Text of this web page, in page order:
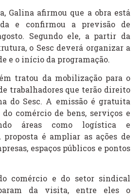
Galina afirmou que a obra está
e confirmou a previsão de
Segundo ele, a partir da
o Sesc deverá organizar a
e o início da programação.
tratou da mobilização para o
trabalhadores que terão direito
do Sesc. A emissão é gratuita
do comércio de bens, serviços e
áreas como logística e
é ampliar as ações de
espaços públicos e pontos
comércio e do setor sindical
da visita, entre eles o